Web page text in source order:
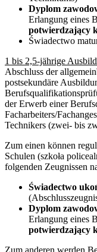
Dyplom
Erlangung eines
potwierdzający
Świadectwo
1 bis 2,5-jährige
Abschluss der
postsekundäre
der Erwerb einer
Facharbeiters/
Technikers (zwei- bis
Zum einen können
Schulen (szkoła
folgenden Zeugnissen
Świadectwo
Dyplom
Erlangung eines
potwierdzający